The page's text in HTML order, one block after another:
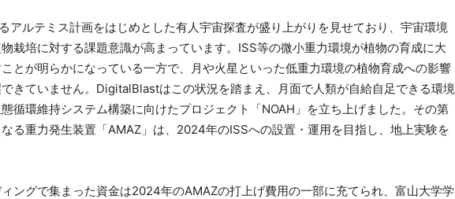
アルテミス計画をはじめとした有人宇宙探査が盛り上がりを見せており、宇宙環境
栽培に対する課題意識が高まっています。ISS等の微小重力環境が植物の育成に大
とが明らかになっている一方で、月や火星といった低重力環境の植物育成への影響
きていません。DigitalBlastはこの状況を踏まえ、月面で人類が自給自足できる環境
循環維持システム構築に向けたプロジェクト「NOAH」を立ち上げました。その第
る重力発生装置「AMAZ」は、2024年のISSへの設置・運用を目指し、地上実験を
ングで集まった資金は2024年のAMAZの打上げ費用の一部に充てられ、富山大学学